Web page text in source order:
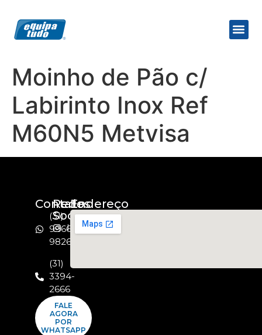
Moinho de Pão c/
Labirinto Inox Ref
M60N5 Metvisa
Contato
(31)
99664-
9826
(31)
3394-
2666
FALE
AGORA
POR
WHATSAPP
Redes
Socias
Instagram
Endereço